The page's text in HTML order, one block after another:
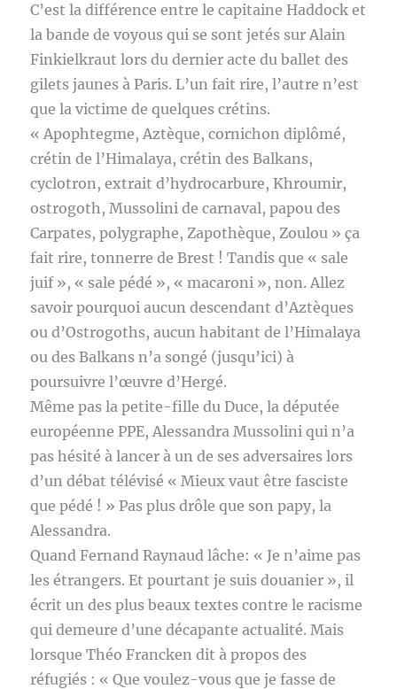
C’est la différence entre le capitaine Haddock et
la bande de voyous qui se sont jetés sur Alain
Finkielkraut lors du dernier acte du ballet des
gilets jaunes à Paris. L’un fait rire, l’autre n’est
que la victime de quelques crétins.
« Apophtegme, Aztèque, cornichon diplômé,
crétin de l’Himalaya, crétin des Balkans,
cyclotron, extrait d’hydrocarbure, Khroumir,
ostrogoth, Mussolini de carnaval, papou des
Carpates, polygraphe, Zapothèque, Zoulou » ça
fait rire, tonnerre de Brest ! Tandis que « sale
juif », « sale pédé », « macaroni », non. Allez
savoir pourquoi aucun descendant d’Aztèques
ou d’Ostrogoths, aucun habitant de l’Himalaya
ou des Balkans n’a songé (jusqu’ici) à
poursuivre l’œuvre d’Hergé.
Même pas la petite-fille du Duce, la députée
européenne PPE, Alessandra Mussolini qui n’a
pas hésité à lancer à un de ses adversaires lors
d’un débat télévisé « Mieux vaut être fasciste
que pédé ! » Pas plus drôle que son papy, la
Alessandra.
Quand Fernand Raynaud lâche: « Je n’aime pas
les étrangers. Et pourtant je suis douanier », il
écrit un des plus beaux textes contre le racisme
qui demeure d’une décapante actualité. Mais
lorsque Théo Francken dit à propos des
réfugiés : « Que voulez-vous que je fasse de